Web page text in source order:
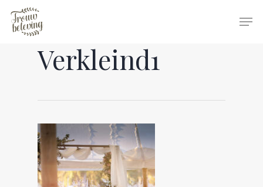
Hit enter to search or ESC to close
Verkleind1